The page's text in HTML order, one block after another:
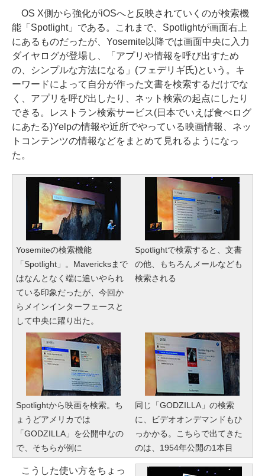
OS X側から強化がiOSへと反映されていくのが検索機
能「Spotlight」である。これまで、Spotlightが画面右上
にあるものだったが、Yosemite以降では画面中央に入力
ダイヤログが登場し、「アプリや情報を呼び出すため
の、シンプルな方法になる」(フェデリギ氏)という。キ
ーワードによって自分が作った文書を検索するだけでな
く、アプリを呼び出したり、ネット検索の起点にしたり
できる。レストラン検索サービス(日本でいえば食べログ
にあたる)Yelpの情報や近所でやっている映画情報、ネッ
トコンテンツの情報などをまとめて見れるようになっ
た。
Yosemiteの検索機能
「Spotlight」。Mavericksまで
はなんとなく端に追いやられ
ている印象だったが、今回か
らメインインターフェースと
して中央に躍り出た。
Spotlightで検索すると、文書
の他、もちろんメールなども
検索される
Spotlightから映画を検索。ち
ょうどアメリカでは
「GODZILLA」を公開中なの
で、そちらが例に
同じ「GODZILLA」の検索
に、ビデオオンデマンドもひ
っかかる。こちらで出てきた
のは、1954年公開の1本目
こうした使い方をちょっ